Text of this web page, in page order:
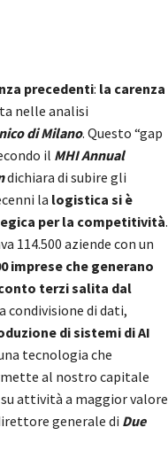
precedenti: la carenza
nelle analisi
di Milano. Questo “gap
il MHI Annual
dichiara di subire gli
la logistica si è
per la competitività.
114.500 aziende con un
imprese che generano
terzi salita dal
di dati,
di sistemi di AI
tecnologia che
al nostro capitale
attività a maggior valore
generale di Due